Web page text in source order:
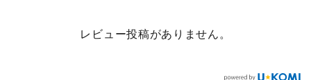
レビュー投稿がありません。